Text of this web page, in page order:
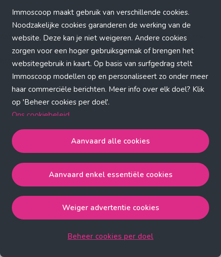
Immoscoop maakt gebruik van verschillende cookies.
Noodzakelijke cookies garanderen de werking van de
website. Deze kan je niet weigeren. Andere cookies
zorgen voor een hoger gebruiksgemak of brengen het
websitegebruik in kaart. Op basis van surfgedrag stelt
Immoscoop modellen op en personaliseert zo onder meer
haar commerciële berichten. Meer info over elk doel? Klik
op 'Beheer cookies per doel'.
Ons cookiebeleid
Aanvaard alle cookiesgaat akkoord met de strict
noodzakelijke, analytische, functionele en advertentie
cookies.
de strict noodzakelijke cookies.
Weiger advertentie cookiesgaat akkoord met de strict
Aanvaard alle cookies
Aanvaard enkel essentiële cookies
Weiger advertentie cookies
Beheer cookies per doel
Application error: a client-side exception has occurred (see the
browser console for more information)